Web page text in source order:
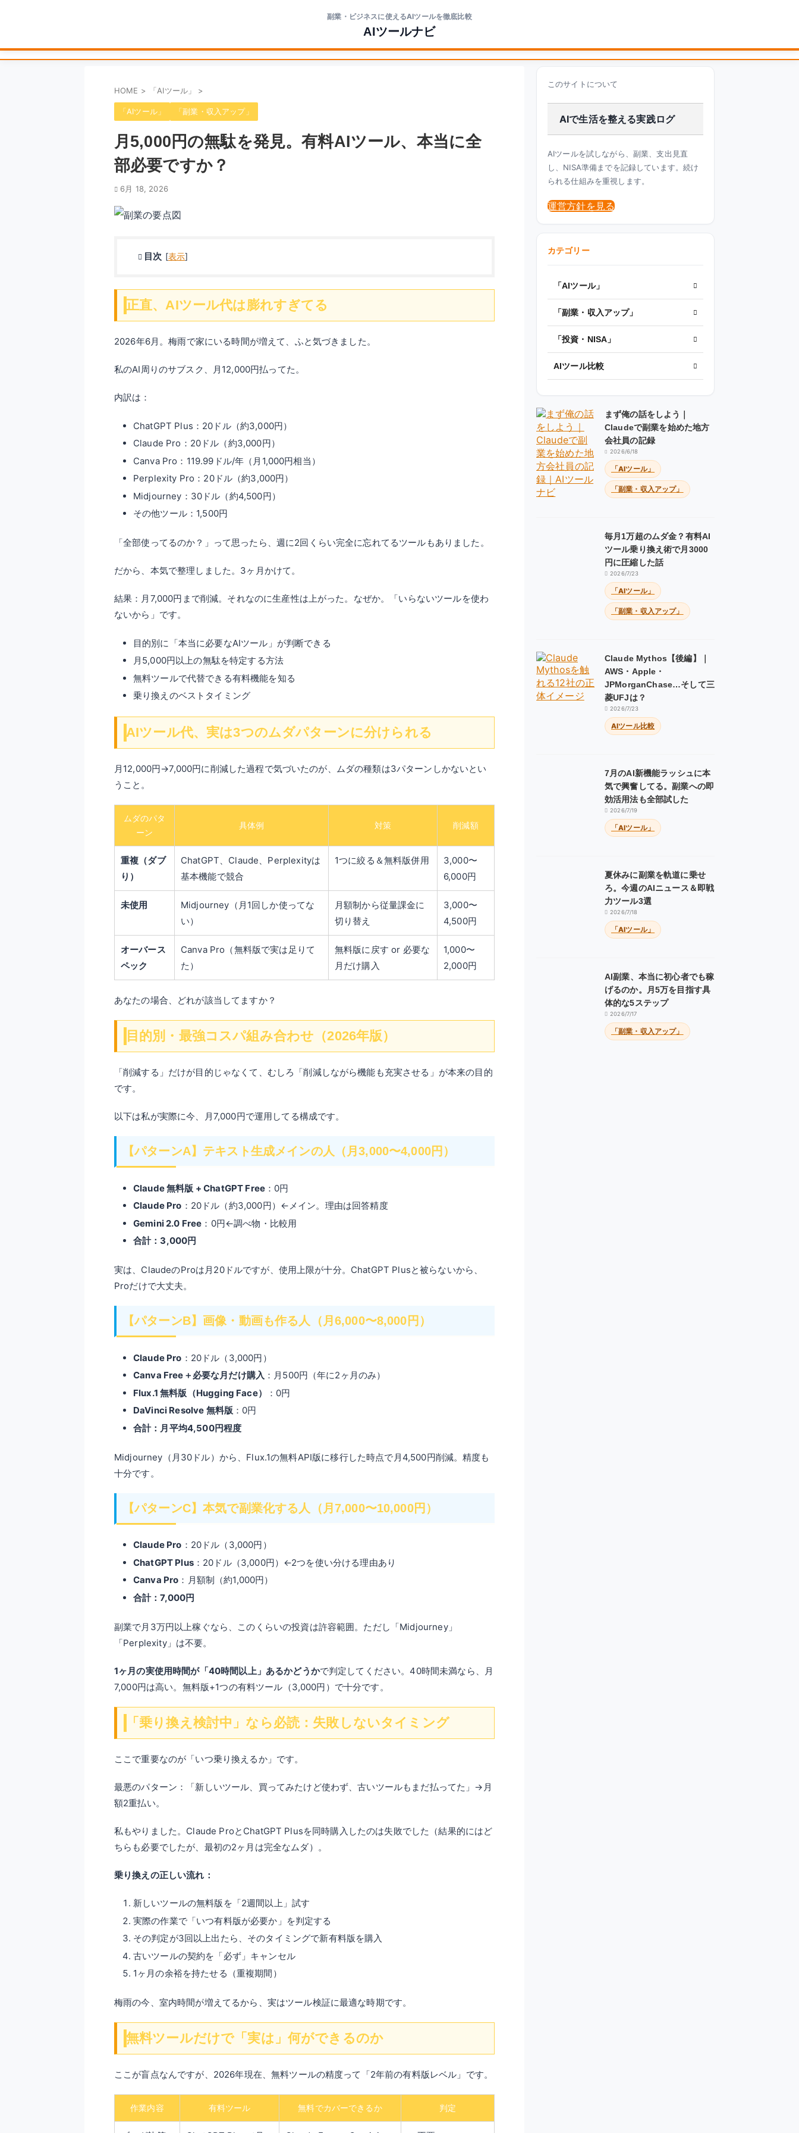
副業・ビジネスに使えるAIツールを徹底比較
AIツールナビ
HOME > 「AIツール」 >
「AIツール」 「副業・収入アップ」
月5,000円の無駄を発見。有料AIツール、本当に全
部必要ですか？
6月 18, 2026
目次 [表示]
正直、AIツール代は膨れすぎてる
2026年6月。梅雨で家にいる時間が増えて、ふと気づきました。
私のAI周りのサブスク、月12,000円払ってた。
内訳は：
ChatGPT Plus：20ドル（約3,000円）
Claude Pro：20ドル（約3,000円）
Canva Pro：119.99ドル/年（月1,000円相当）
Perplexity Pro：20ドル（約3,000円）
Midjourney：30ドル（約4,500円）
その他ツール：1,500円
「全部使ってるのか？」って思ったら、週に2回くらい完全に忘れてるツールもありました。
だから、本気で整理しました。3ヶ月かけて。
結果：月7,000円まで削減。それなのに生産性は上がった。なぜか。「いらないツールを使わ
ないから」です。
目的別に「本当に必要なAIツール」が判断できる
月5,000円以上の無駄を特定する方法
無料ツールで代替できる有料機能を知る
乗り換えのベストタイミング
AIツール代、実は3つのムダパターンに分けられる
月12,000円→7,000円に削減した過程で気づいたのが、ムダの種類は3パターンしかないとい
うこと。
ムダのパタ
ーン
具体例 対策 削減額
重複（ダブ
り）
ChatGPT、Claude、Perplexityは
基本機能で競合
1つに絞る＆無料版併用
3,000〜
6,000円
未使用
Midjourney（月1回しか使ってな
い）
月額制から従量課金に
切り替え
3,000〜
4,500円
オーバース
ペック
Canva Pro（無料版で実は足りて
た）
無料版に戻す or 必要な
月だけ購入
1,000〜
2,000円
あなたの場合、どれが該当してますか？
目的別・最強コスパ組み合わせ（2026年版）
「削減する」だけが目的じゃなくて、むしろ「削減しながら機能も充実させる」が本来の目的
です。
以下は私が実際に今、月7,000円で運用してる構成です。
【パターンA】テキスト生成メインの人（月3,000〜4,000円）
Claude 無料版 + ChatGPT Free ：0円
Claude Pro ：20ドル（約3,000円）←メイン。理由は回答精度
Gemini 2.0 Free ：0円←調べ物・比較用
合計：3,000円
実は、ClaudeのProは月20ドルですが、使用上限が十分。ChatGPT Plusと被らないから、
Proだけで大丈夫。
【パターンB】画像・動画も作る人（月6,000〜8,000円）
Claude Pro ：20ドル（3,000円）
Canva Free＋必要な月だけ購入 ：月500円（年に2ヶ月のみ）
Flux.1 無料版（Hugging Face）
：0円
DaVinci Resolve 無料版 ：0円
合計：月平均4,500円程度
Midjourney（月30ドル）から、Flux.1の無料API版に移行した時点で月4,500円削減。精度も
十分です。
【パターンC】本気で副業化する人（月7,000〜10,000円）
Claude Pro ：20ドル（3,000円）
ChatGPT Plus：20ドル（3,000円）←2つを使い分ける理由あり
Canva Pro ：月額制（約1,000円）
合計：7,000円
副業で月3万円以上稼ぐなら、このくらいの投資は許容範囲。ただし「Midjourney」
「Perplexity」は不要。
1ヶ月の実使用時間が「40時間以上」あるかどうかで判定してください。40時間未満なら、月
7,000円は高い。無料版+1つの有料ツール（3,000円）で十分です。
「乗り換え検討中」なら必読：失敗しないタイミング
ここで重要なのが「いつ乗り換えるか」です。
最悪のパターン：「新しいツール、買ってみたけど使わず、古いツールもまだ払ってた」→月
額2重払い。
私もやりました。Claude ProとChatGPT Plusを同時購入したのは失敗でした（結果的にはど
ちらも必要でしたが、最初の2ヶ月は完全なムダ）。
乗り換えの正しい流れ：
新しいツールの無料版を「2週間以上」試す
実際の作業で「いつ有料版が必要か」を判定する
その判定が3回以上出たら、そのタイミングで新有料版を購入
古いツールの契約を「必ず」キャンセル
1ヶ月の余裕を持たせる（重複期間）
梅雨の今、室内時間が増えてるから、実はツール検証に最適な時期です。
無料ツールだけで「実は」何ができるのか
ここが盲点なんですが、2026年現在、無料ツールの精度って「2年前の有料版レベル」です。
作業内容 有料ツール 無料でカバーできるか 判定
このサイトについて
AIで生活を整える実践ログ
AIツールを試しながら、副業、支出見直
し、NISA準備までを記録しています。続け
られる仕組みを重視します。
運営方針を見る
カテゴリー
「AIツール」
「副業・収入アップ」
「投資・NISA」
AIツール比較
まず俺の話をしよう｜
Claudeで副業を始めた地方
会社員の記録
2026/6/18
「AIツール」
「副業・収入アップ」
毎月1万超のムダ金？有料AI
ツール乗り換え術で月3000
円に圧縮した話
2026/7/23
「AIツール」
「副業・収入アップ」
Claude Mythos【後編】｜
AWS・Apple・
JPMorganChase…そして三
菱UFJは？
2026/7/23
AIツール比較
7月のAI新機能ラッシュに本
気で興奮してる。副業への即
効活用法も全部試した
2026/7/19
「AIツール」
夏休みに副業を軌道に乗せ
ろ。今週のAIニュース＆即戦
力ツール3選
2026/7/18
「AIツール」
AI副業、本当に初心者でも稼
げるのか。月5万を目指す具
体的な5ステップ
2026/7/17
「副業・収入アップ」